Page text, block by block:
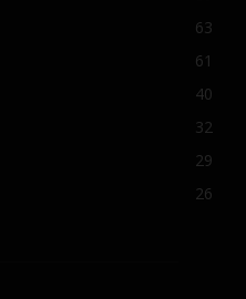
63
61
40
32
29
26